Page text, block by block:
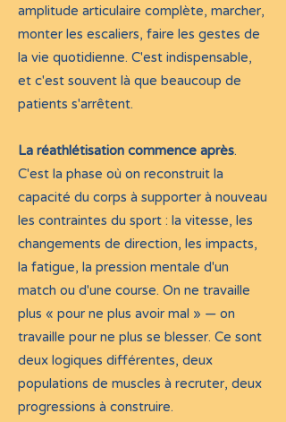
amplitude articulaire complète, marcher,
monter les escaliers, faire les gestes de
la vie quotidienne. C'est indispensable,
et c'est souvent là que beaucoup de
patients s'arrêtent.
La réathlétisation commence après.
C'est la phase où on reconstruit la
capacité du corps à supporter à nouveau
les contraintes du sport : la vitesse, les
changements de direction, les impacts,
la fatigue, la pression mentale d'un
match ou d'une course. On ne travaille
plus « pour ne plus avoir mal » — on
travaille pour ne plus se blesser. Ce sont
deux logiques différentes, deux
populations de muscles à recruter, deux
progressions à construire.